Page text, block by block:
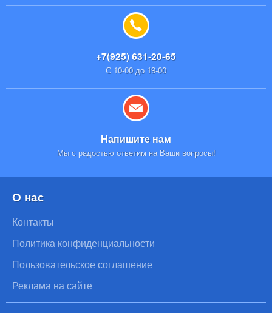
+7(925) 631-20-65
С 10-00 до 19-00
Напишите нам
Мы с радостью ответим на Ваши вопросы!
О нас
Контакты
Политика конфиденциальности
Пользовательское соглашение
Реклама на сайте